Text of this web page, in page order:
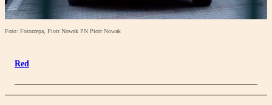
Foto: Fotorzepa, Piotr Nowak PN Piotr Nowak
Red